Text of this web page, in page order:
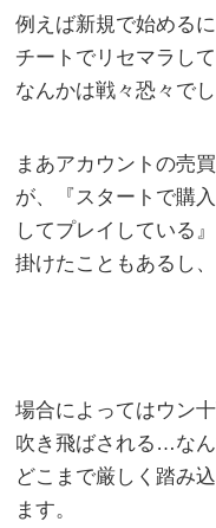
例えば新規で始める
チートでリセマラし
なんかは戦々恐々でし
まあアカウントの売
が、『スタートで購
してプレイしている
掛けたこともあるし
場合によってはウン
吹き飛ばされる…なん
どこまで厳しく踏み
ます。